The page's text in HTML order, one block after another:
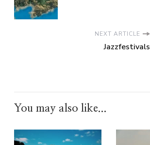
NEXT ARTICLE
Jazzfestivals
You may also like...